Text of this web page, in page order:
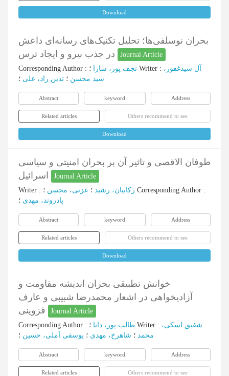
Download
بحران‌‌ نوسلفی‌ها؛ تحلیل تکنیک‌های رسانه‌ای داعش
Journal Article
Corresponding Author : نجف پور، سارا Writer : آل سیدغفور،
سید محسن ؛ تدین راد، علی ؛
Abstract keyword Address
Related articles Others recommend to see
Download
طوفان الاقصی و تاثیر آن بر بحران امنیتی و سیاسی
Journal Article
Writer : رکابیان، رشید ؛ عزتی، محسن Corresponding Author :
پادروند، مهدی ؛
Abstract keyword Address
Related articles Others recommend to see
Download
خوانش تطبیقی بحران اندیشه مقاومت و
آزادیخواهی در اشعار محمدرضا شبیبی و عارف
Journal Article
Corresponding Author : طالب پور، دانا Writer : شفیق اسکی،
محمد ؛ شاهرخ، مهدی ؛ یوسفی آملی، حسین ؛
Abstract keyword Address
Related articles Others recommend to see